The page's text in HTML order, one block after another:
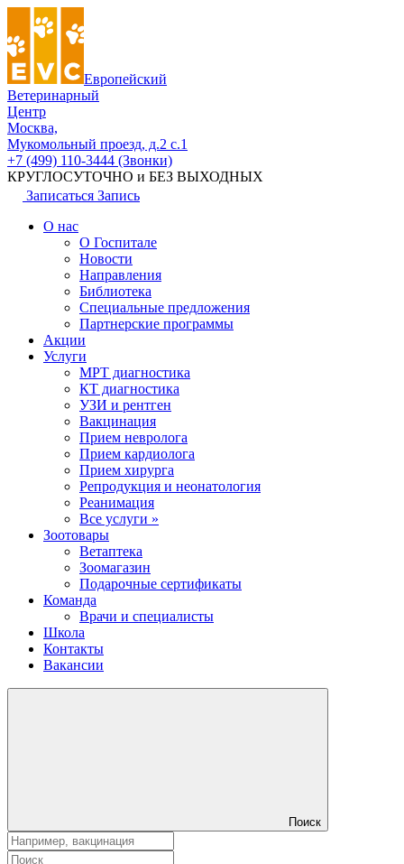
Европейский
Ветеринарный
Центр
Москва,
Мукомольный проезд, д.2 с.1
+7 (499) 110-3444 (Звонки)
КРУГЛОСУТОЧНО и БЕЗ ВЫХОДНЫХ
Записаться Запись
О нас
О Госпитале
Новости
Направления
Библиотека
Специальные предложения
Партнерские программы
Акции
Услуги
МРТ диагностика
КТ диагностика
УЗИ и рентген
Вакцинация
Прием невролога
Прием кардиолога
Прием хирурга
Репродукция и неонатология
Реанимация
Все услуги »
Зоотовары
Ветаптека
Зоомагазин
Подарочные сертификаты
Команда
Врачи и специалисты
Школа
Контакты
Вакансии
Поиск